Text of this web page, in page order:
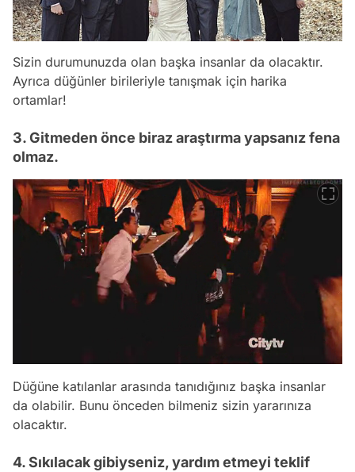
Sizin durumunuzda olan başka insanlar da olacaktır.
Ayrıca düğünler birileriyle tanışmak için harika
ortamlar!
3. Gitmeden önce biraz araştırma yapsanız fena
olmaz.
Düğüne katılanlar arasında tanıdığınız başka insanlar
da olabilir. Bunu önceden bilmeniz sizin yararınıza
olacaktır.
4. Sıkılacak gibiyseniz, yardım etmeyi teklif